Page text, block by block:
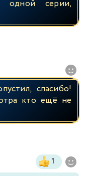
одной серии,
спасибо!
кто ещё не
1